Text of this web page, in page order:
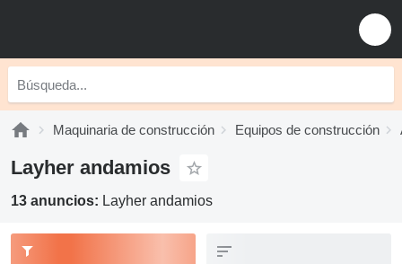
Maquinaria de construcción Equipos de construcción
Layher andamios
13 anuncios: Layher andamios